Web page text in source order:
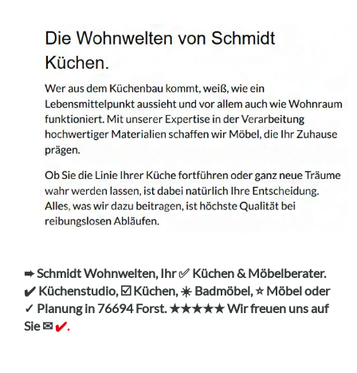
➨ Schmidt Wohnwelten, Ihr ✅ Küchen & Möbelberater.
✔️ Küchenstudio, ☑️ Küchen, ☀️ Badmöbel, ⭐ Möbel oder
✓ Planung in 76694 Forst. ★★★★★ Wir freuen uns auf
Sie ✉✔️.